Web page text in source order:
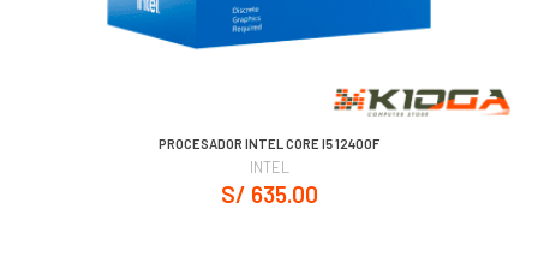
PROCESADOR INTEL CORE I5 12400F
INTEL
S/ 635.00